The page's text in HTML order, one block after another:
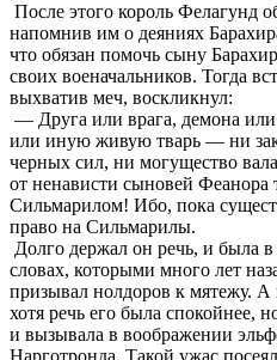
После этого король Фелагунд
напомнив им о деяниях
что обязан помочь сыну
своих военачальников. Тогда
выхватив меч, воскликнул:
— Друга или врага, демона
или иную живую тварь — ни
черных сил, ни могущество
от ненависти сыновей Феанора
Сильмарилом! Ибо, пока
право на Сильмарилы.
Долго держал он речь, и была в
словах, которыми много лет
призывал нолдоров к мятежу.
хотя речь его была спокойнее,
и вызывала в воображении
Нарготронда. Такой ужас